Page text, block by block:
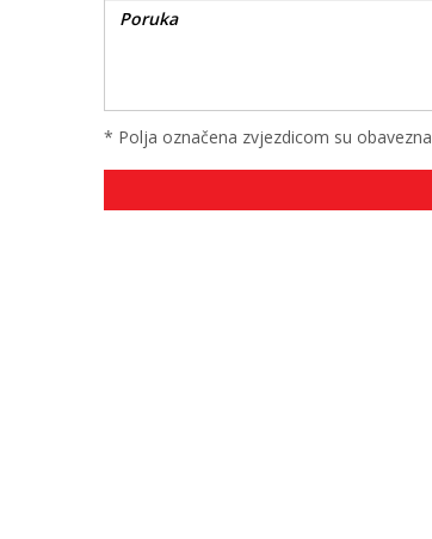
* Polja označena zvjezdicom su obavezna